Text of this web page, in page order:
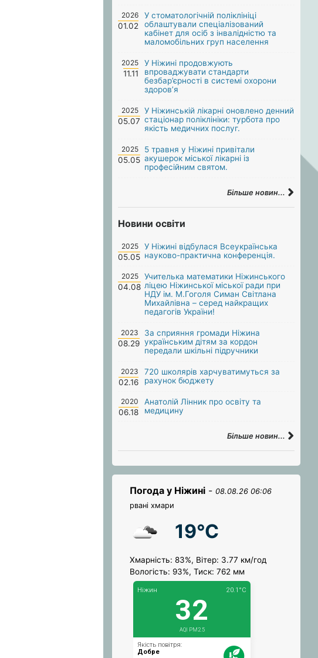
2026
01.02
У стоматологічній поліклініці
облаштували спеціалізований
кабінет для осіб з інвалідністю та
маломобільних груп населення
2025
11.11
У Ніжині продовжують
впроваджувати стандарти
безбар’єрності в системі охорони
здоров’я
2025
05.07
У Ніжинській лікарні оновлено денний
стаціонар поліклініки: турбота про
якість медичних послуг.
2025
05.05
5 травня у Ніжині привітали
акушерок міської лікарні із
професійним святом.
Більше новин...
Новини освіти
2025
05.05
У Ніжині відбулася Всеукраїнська
науково-практична конференція.
2025
04.08
Учителька математики Ніжинського
ліцею Ніжинської міської ради при
НДУ ім. М.Гоголя Симан Світлана
Михайлівна – серед найкращих
педагогів України!
2023
08.29
За сприяння громади Ніжина
українським дітям за кордон
передали шкільні підручники
2023
02.16
720 школярів харчуватимуться за
рахунок бюджету
2020
06.18
Анатолій Лінник про освіту та
медицину
Більше новин...
Погода у Ніжині - 08.08.26 06:06
рвані хмари
19°C
Хмарність: 83%, Вітер: 3.77 км/год
Вологість: 93%, Тиск: 762 мм